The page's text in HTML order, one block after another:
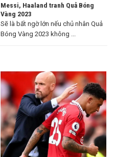
Messi, Haaland tranh Quả Bóng
Vàng 2023
Sẽ là bất ngờ lớn nếu chủ nhân Quả
Bóng Vàng 2023 không ...